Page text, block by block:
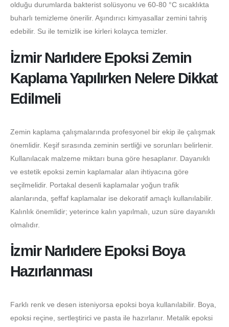
olduğu durumlarda bakterist solüsyonu ve 60-80 °C sıcaklıkta
buharlı temizleme önerilir. Aşındırıcı kimyasallar zemini tahriş
edebilir. Su ile temizlik ise kirleri kolayca temizler.
İzmir Narlıdere Epoksi Zemin
Kaplama Yapılırken Nelere Dikkat
Edilmeli
Zemin kaplama çalışmalarında profesyonel bir ekip ile çalışmak
önemlidir. Keşif sırasında zeminin sertliği ve sorunları belirlenir.
Kullanılacak malzeme miktarı buna göre hesaplanır. Dayanıklı
ve estetik epoksi zemin kaplamalar alan ihtiyacına göre
seçilmelidir. Portakal desenli kaplamalar yoğun trafik
alanlarında, şeffaf kaplamalar ise dekoratif amaçlı kullanılabilir.
Kalınlık önemlidir; yeterince kalın yapılmalı, uzun süre dayanıklı
olmalıdır.
İzmir Narlıdere Epoksi Boya
Hazırlanması
Farklı renk ve desen isteniyorsa epoksi boya kullanılabilir. Boya,
epoksi reçine, sertleştirici ve pasta ile hazırlanır. Metalik epoksi